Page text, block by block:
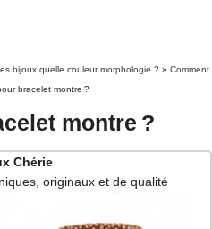
bijoux quelle couleur morphologie ? » Comment
bracelet montre ?
montre ?
Chérie
originaux et de qualité